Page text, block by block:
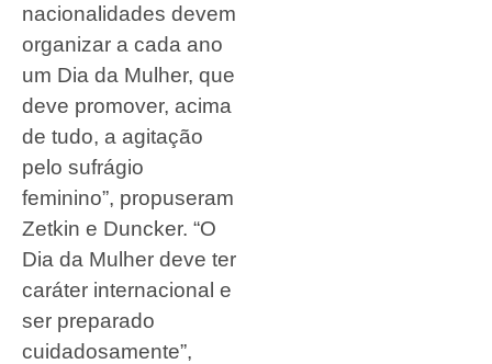
nacionalidades devem
organizar a cada ano
um Dia da Mulher, que
deve promover, acima
de tudo, a agitação
pelo sufrágio
feminino”, propuseram
Zetkin e Duncker. “O
Dia da Mulher deve ter
caráter internacional e
ser preparado
cuidadosamente”,